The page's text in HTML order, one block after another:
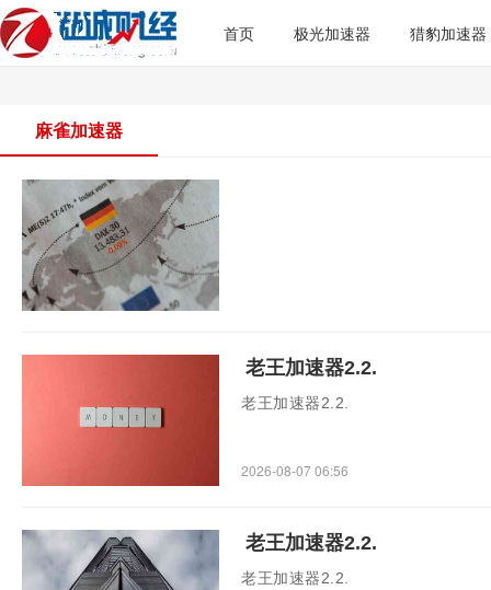
首页 极光加速器 猎豹加速器
麻雀加速器
老王加速器2.2.
老王加速器2.2.
2026-08-07 06:56
老王加速器2.2.
老王加速器2.2.